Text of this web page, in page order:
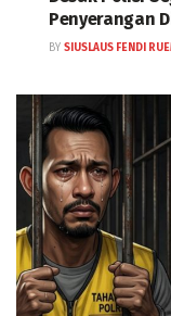
Penyerangan
BY SIUSLAUS FENDI